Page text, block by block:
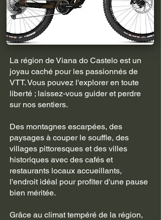
La région de Viana do Castelo est un
joyau caché pour les passionnés de
VTT. Vous pouvez l'explorer en toute
liberté ; laissez-vous guider et perdre
sur nos sentiers.
Des montagnes escarpées, des
paysages à couper le souffle, des
villages pittoresques et des villes
historiques avec des cafés et
restaurants locaux accueillants,
l'endroit idéal pour profiter d'une pause
bien méritée.
Grâce au climat tempéré de la région,